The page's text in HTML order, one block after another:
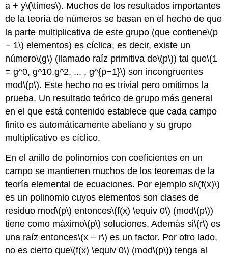
a + y\(\times\). Muchos de los resultados importantes
de la teoría de números se basan en el hecho de que
la parte multiplicativa de este grupo (que contiene\(p
− 1\) elementos) es cíclica, es decir, existe un
número\(g\) (llamado raíz primitiva de\(p\)) tal que\(1
= g^0, g^10,g^2, ... , g^{p−1}\) son incongruentes
mod\(p\). Este hecho no es trivial pero omitimos la
prueba. Un resultado teórico de grupo más general
en el que está contenido establece que cada campo
finito es automáticamente abeliano y su grupo
multiplicativo es cíclico.
En el anillo de polinomios con coeficientes en un
campo se mantienen muchos de los teoremas de la
teoría elemental de ecuaciones. Por ejemplo si\(f(x)\)
es un polinomio cuyos elementos son clases de
residuo mod\(p\) entonces\(f(x) \equiv 0\) (mod\(p\))
tiene como máximo\(p\) soluciones. Además si\(r\) es
una raíz entonces\(x − r\) es un factor. Por otro lado,
no es cierto que\(f(x) \equiv 0\) (mod\(p\)) tenga al